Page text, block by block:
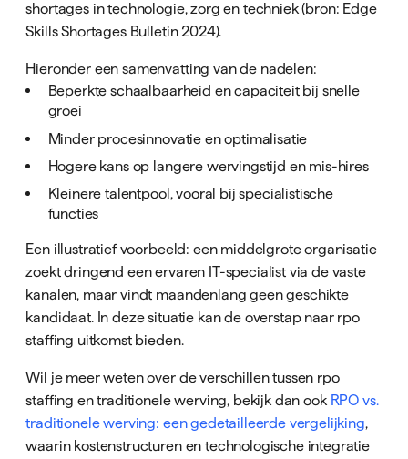
shortages in technologie, zorg en techniek (bron: Edge
Skills Shortages Bulletin 2024).
Hieronder een samenvatting van de nadelen:
Beperkte schaalbaarheid en capaciteit bij snelle
groei
Minder procesinnovatie en optimalisatie
Hogere kans op langere wervingstijd en mis-hires
Kleinere talentpool, vooral bij specialistische
functies
Een illustratief voorbeeld: een middelgrote organisatie
zoekt dringend een ervaren IT-specialist via de vaste
kanalen, maar vindt maandenlang geen geschikte
kandidaat. In deze situatie kan de overstap naar rpo
staffing uitkomst bieden.
Wil je meer weten over de verschillen tussen rpo
staffing en traditionele werving, bekijk dan ook RPO vs.
traditionele werving: een gedetailleerde vergelijking,
waarin kostenstructuren en technologische integratie